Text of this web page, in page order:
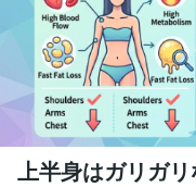
上半身はガリガ